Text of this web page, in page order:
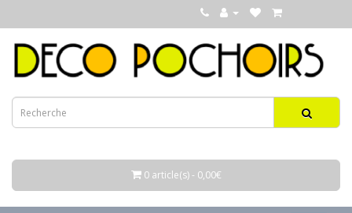
0 article(s) - 0,00€